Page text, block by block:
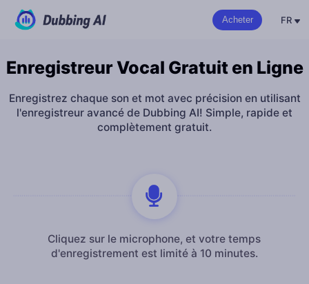
Acheter FR
Enregistreur Vocal Gratuit en Ligne
Enregistrez chaque son et mot avec précision en utilisant
l'enregistreur avancé de Dubbing AI! Simple, rapide et
complètement gratuit.
Cliquez sur le microphone, et votre temps
d'enregistrement est limité à 10 minutes.